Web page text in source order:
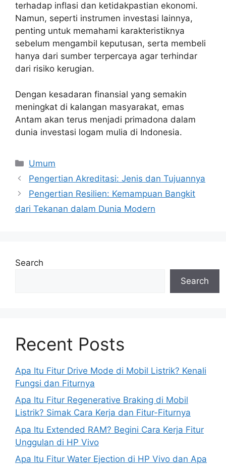
terhadap inflasi dan ketidakpastian ekonomi.
Namun, seperti instrumen investasi lainnya,
penting untuk memahami karakteristiknya
sebelum mengambil keputusan, serta membeli
hanya dari sumber terpercaya agar terhindar
dari risiko kerugian.
Dengan kesadaran finansial yang semakin
meningkat di kalangan masyarakat, emas
Antam akan terus menjadi primadona dalam
dunia investasi logam mulia di Indonesia.
Categories
Umum
Pengertian Akreditasi: Jenis dan Tujuannya
Pengertian Resilien: Kemampuan Bangkit
dari Tekanan dalam Dunia Modern
Search
Search
Recent Posts
Apa Itu Fitur Drive Mode di Mobil Listrik? Kenali
Fungsi dan Fiturnya
Apa Itu Fitur Regenerative Braking di Mobil
Listrik? Simak Cara Kerja dan Fitur-Fiturnya
Apa Itu Extended RAM? Begini Cara Kerja Fitur
Unggulan di HP Vivo
Apa Itu Fitur Water Ejection di HP Vivo dan Apa